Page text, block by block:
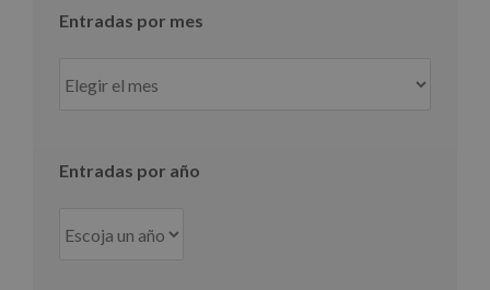
Entradas por mes
por
Entradas por año